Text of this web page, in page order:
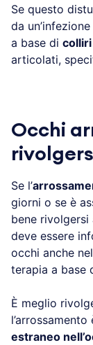
Se questo
da
a base di
articolati,
Occhi
Se l’
giorni o se è
bene
deve essere
occhi anche
terapia a base
È meglio
estraneo